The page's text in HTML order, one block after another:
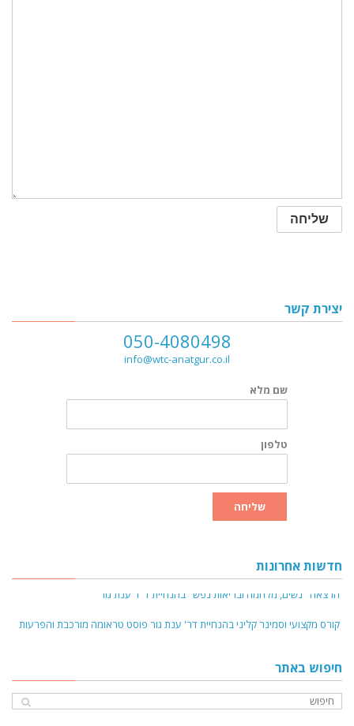
יצירת קשר
050-4080498
info@wtc-anatgur.co.il
שם מלא
טלפון
שליחה
חדשות אחרונות
הרצאה "נשים, מלחמה ובריאות נפש" בהנחיית ד"ר ענת גור
קורס מקצועי וסמינר קליני בהנחיית דר' ענת גור פוסט טראומה מורכבת והפרעות
קורס מקצועי והדרכה קלינית - טיפול בהפרעות אכילה על רקע פגיעות מיניות
בילדות - ינואר 2025
קורס פסיכולוגיה של האישה ודרכי טיפול מותאמות - אפריל 25
חיפוש באתר